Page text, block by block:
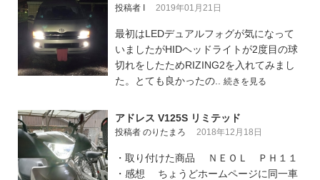
投稿者 I 2019年01月21日
最初はLEDデュアルフォグが気になって
いましたがHIDヘッドライトが2度目の球
切れをしたためRIZING2を入れてみまし
た。とても良かったの.. 続きを見る
アドレス V125S リミテッド
投稿者 のりたまろ 2018年12月18日
・取り付けた商品 ＮＥＯＬ ＰＨ１１
・感想 ちょうどホームページに同一車